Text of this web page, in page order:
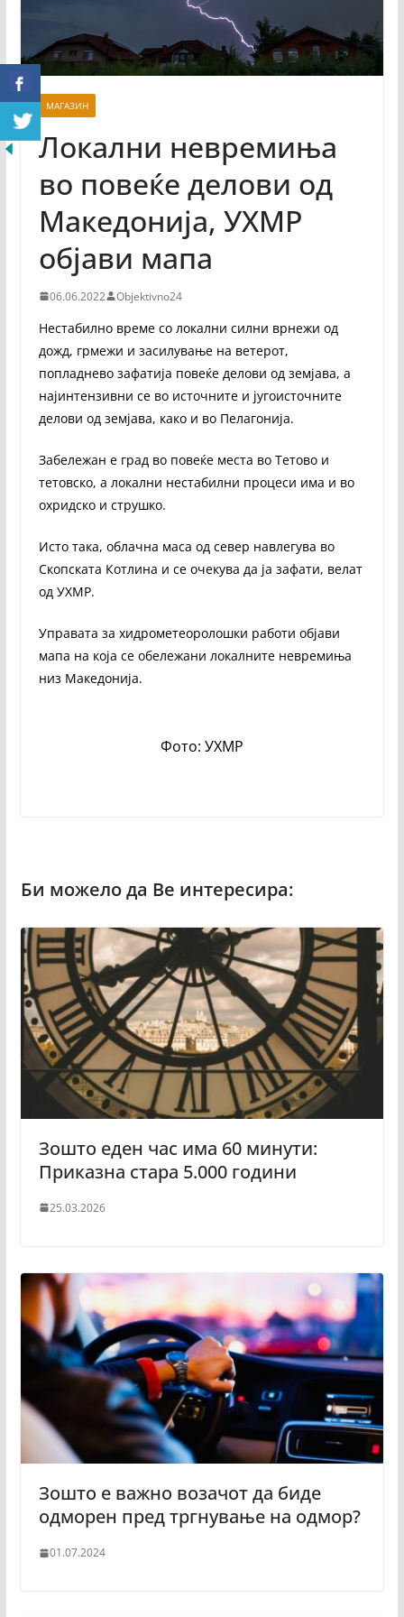
МАГАЗИН
Локални невремиња
во повеќе делови од
Македонија, УХМР
објави мапа
06.06.2022 Objektivno24
Нестабилно време со локални силни врнежи од
дожд, грмежи и засилување на ветерот,
попладнево зафатија повеќе делови од земјава, а
најинтензивни се во источните и југоисточните
делови од земјава, како и во Пелагонија.
Забележан е град во повеќе места во Тетово и
тетовско, а локални нестабилни процеси има и во
охридско и струшко.
Исто така, облачна маса од север навлегува во
Скопската Котлина и се очекува да ја зафати, велат
од УХМР.
Управата за хидрометеоролошки работи објави
мапа на која се обележани локалните невремиња
низ Македонија.
Фото: УХМР
Зошто еден час има 60 минути:
Приказна стара 5.000 години
25.03.2026
Зошто е важно возачот да биде
одморен пред тргнување на одмор?
01.07.2024